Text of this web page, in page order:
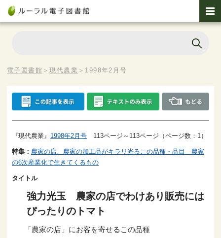
電子図書館 ＞現代農業 ＞ 1998年2月号
『現代農業』 1998年2月号 113ページ～113ページ（ページ数：1）
特集： 農家の店、農家の加工品がキラリ光るこの品種・品目 農家
の6次産業化で生きてくるもの
タイトル
強力光玉 農家の店でわけあり販売には
ぴったりのトマト
「農家の店」にお客を寄せるこの品種